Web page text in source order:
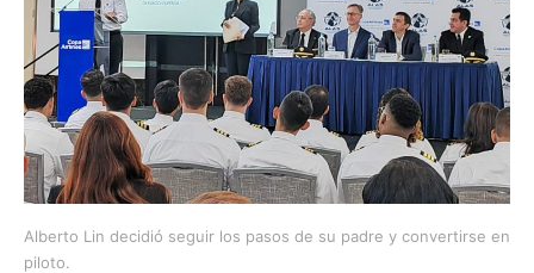
Alberto Lin decidió seguir los pasos de su padre y convertirse en
piloto.